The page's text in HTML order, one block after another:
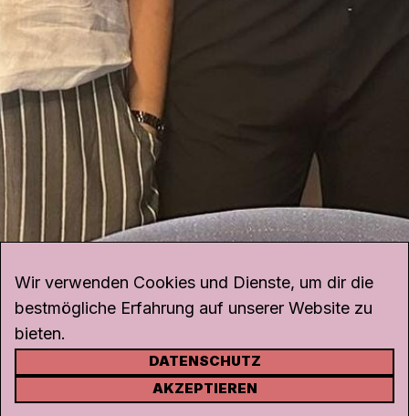
KONTAKT
Wir verwenden Cookies und Dienste, um dir die
bestmögliche Erfahrung auf unserer Website zu
bieten.
DATENSCHUTZ
AKZEPTIEREN